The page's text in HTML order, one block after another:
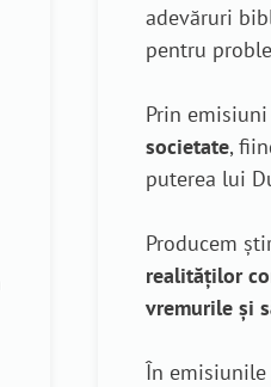
adevăruri
pentru
Prin
societate,
puterea lui
Producem
realităților
vremurile și
În